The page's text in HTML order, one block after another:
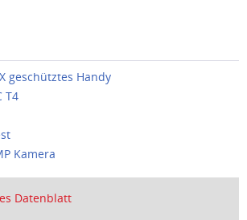
geschütztes Handy
T4
Kamera
Datenblatt